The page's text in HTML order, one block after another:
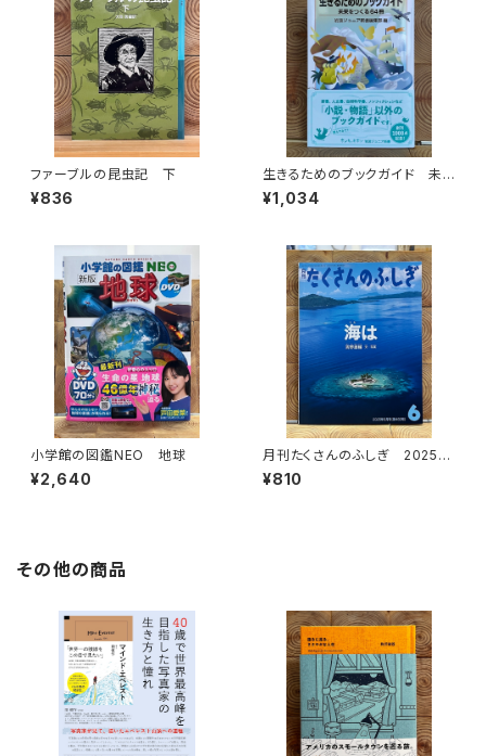
ファーブルの昆虫記 下
¥836
生きるためのブックガイド 未
来をつくる64冊
¥1,034
小学館の図鑑NEO 地球
¥2,640
月刊たくさんのふしぎ 2025年
6月号
¥810
その他の商品